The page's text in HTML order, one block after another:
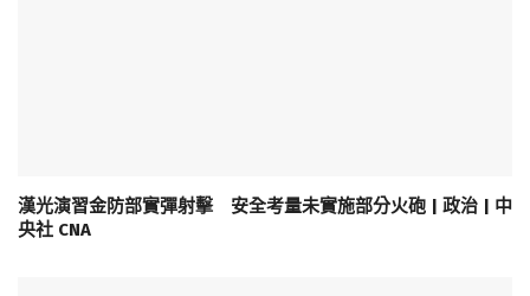
漢光演習金防部實彈射擊 安全考量未實施部分火砲 | 政治 | 中
央社 CNA